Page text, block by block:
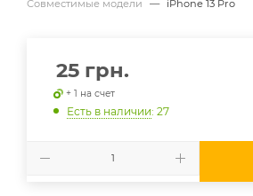
Совместимые модели
— iPhone 13 Pro
25 грн.
+ 1 на счет
Есть в наличии: 27